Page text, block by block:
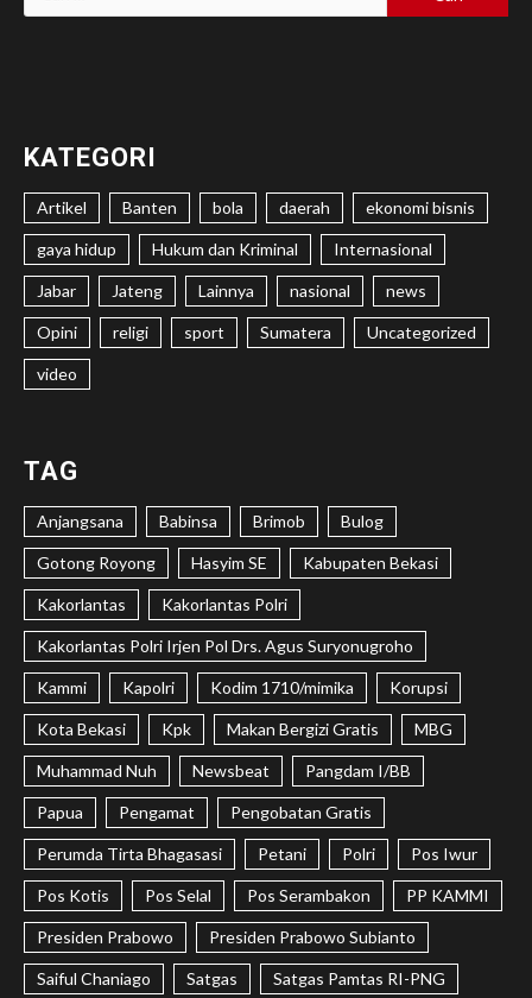
untuk:
KATEGORI
Artikel Banten bola daerah ekonomi bisnis
gaya hidup Hukum dan Kriminal Internasional
Jabar Jateng Lainnya nasional news
Opini religi sport Sumatera Uncategorized
video
TAG
Anjangsana Babinsa Brimob Bulog
Gotong Royong Hasyim SE Kabupaten Bekasi
Kakorlantas Kakorlantas Polri
Kakorlantas Polri Irjen Pol Drs. Agus Suryonugroho
Kammi Kapolri Kodim 1710/mimika Korupsi
Kota Bekasi Kpk Makan Bergizi Gratis MBG
Muhammad Nuh Newsbeat Pangdam I/BB
Papua Pengamat Pengobatan Gratis
Perumda Tirta Bhagasasi Petani Polri Pos Iwur
Pos Kotis Pos Selal Pos Serambakon PP KAMMI
Presiden Prabowo Presiden Prabowo Subianto
Saiful Chaniago Satgas Satgas Pamtas RI-PNG